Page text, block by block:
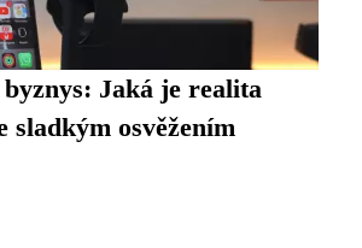
Jaká je realita
sladkým osvěžením